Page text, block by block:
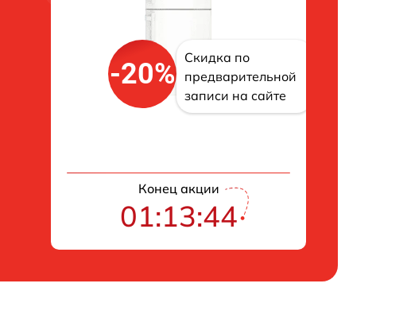
-20%
Скидка по
предварительной
записи на сайте
Конец акции
01:13:43